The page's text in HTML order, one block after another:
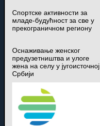
Спортске активности за
младе-будућност за све у
прекограничном региону
Оснаживање женског
предузетништва и улоге
жена на селу у југоисточној
Србији